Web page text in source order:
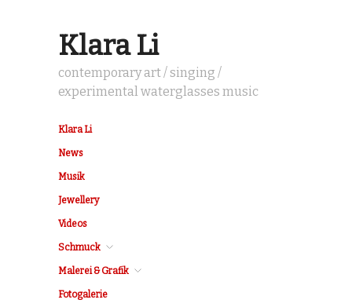
Klara Li
contemporary art / singing /
experimental waterglasses music
Klara Li
News
Musik
Jewellery
Videos
Schmuck
Malerei & Grafik
Fotogalerie